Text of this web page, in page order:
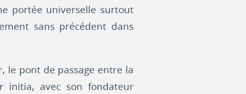
portée universelle surtout
sans précédent dans
le pont de passage entre la
initia, avec son fondateur